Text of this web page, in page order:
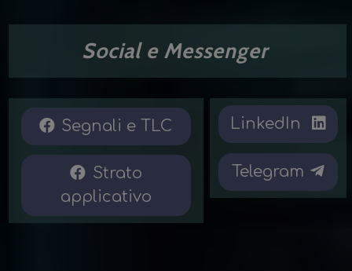
Social e Messenger
Segnali e TLC
Strato
applicativo
LinkedIn
Telegram